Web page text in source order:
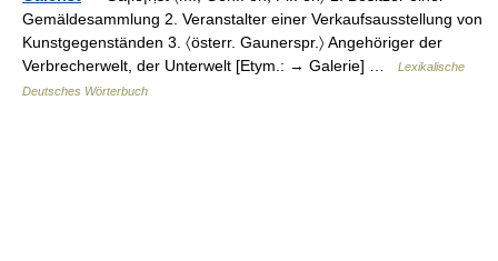
Gemäldesammlung 2. Veranstalter einer Verkaufsausstellung von
Kunstgegenständen 3. 〈österr. Gaunerspr.〉 Angehöriger der
Verbrecherwelt, der Unterwelt [Etym.: → Galerie] …
Lexikalische
Deutsches Wörterbuch